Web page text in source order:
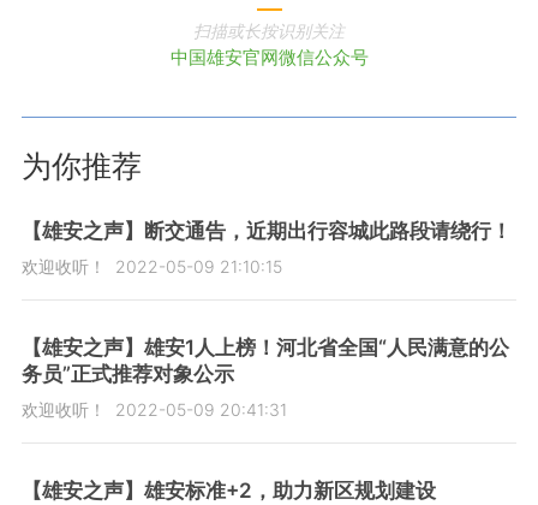
扫描或长按识别关注
中国雄安官网微信公众号
为你推荐
【雄安之声】断交通告，近期出行容城此路段请绕行！
欢迎收听！ 2022-05-09 21:10:15
【雄安之声】雄安1人上榜！河北省全国“人民满意的公
务员”正式推荐对象公示
欢迎收听！ 2022-05-09 20:41:31
【雄安之声】雄安标准+2，助力新区规划建设